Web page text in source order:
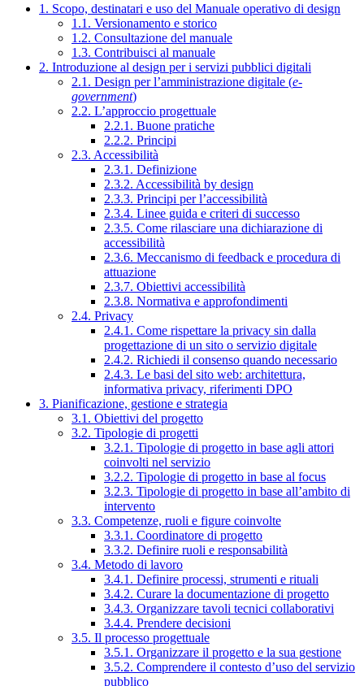
1. Scopo, destinatari e uso del Manuale operativo di design
1.1. Versionamento e storico
1.2. Consultazione del manuale
1.3. Contribuisci al manuale
2. Introduzione al design per i servizi pubblici digitali
2.1. Design per l’amministrazione digitale (e-
government)
2.2. L’approccio progettuale
2.2.1. Buone pratiche
2.2.2. Principi
2.3. Accessibilità
2.3.1. Definizione
2.3.2. Accessibilità by design
2.3.3. Principi per l’accessibilità
2.3.4. Linee guida e criteri di successo
2.3.5. Come rilasciare una dichiarazione di
accessibilità
2.3.6. Meccanismo di feedback e procedura di
attuazione
2.3.7. Obiettivi accessibilità
2.3.8. Normativa e approfondimenti
2.4. Privacy
2.4.1. Come rispettare la privacy sin dalla
progettazione di un sito o servizio digitale
2.4.2. Richiedi il consenso quando necessario
2.4.3. Le basi del sito web: architettura,
informativa privacy, riferimenti DPO
3. Pianificazione, gestione e strategia
3.1. Obiettivi del progetto
3.2. Tipologie di progetti
3.2.1. Tipologie di progetto in base agli attori
coinvolti nel servizio
3.2.2. Tipologie di progetto in base al focus
3.2.3. Tipologie di progetto in base all’ambito di
intervento
3.3. Competenze, ruoli e figure coinvolte
3.3.1. Coordinatore di progetto
3.3.2. Definire ruoli e responsabilità
3.4. Metodo di lavoro
3.4.1. Definire processi, strumenti e rituali
3.4.2. Curare la documentazione di progetto
3.4.3. Organizzare tavoli tecnici collaborativi
3.4.4. Prendere decisioni
3.5. Il processo progettuale
3.5.1. Organizzare il progetto e la sua gestione
3.5.2. Comprendere il contesto d’uso del servizio
pubblico